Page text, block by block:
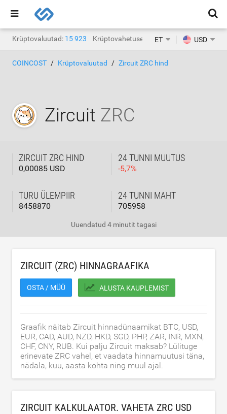
Krüptovaluutad: 15 923 Krüptovahetused: 1471
ET USD
COINCOST Krüptovaluutad Zircuit ZRC hind
Zircuit ZRC
ZIRCUIT ZRC HIND
0,00085 USD
24 TUNNI MUUTUS
-5,7%
TURU ÜLEMPIIR
8458870
24 TUNNI MAHT
705958
Uuendatud 4 minutit tagasi
ZIRCUIT (ZRC) HINNAGRAAFIKA
OSTA / MÜÜ ALUSTA KAUPLEMIST
Graafik näitab Zircuit hinnadünaamikat BTC, USD,
EUR, CAD, AUD, NZD, HKD, SGD, PHP, ZAR, INR, MXN,
CHF, CNY, RUB. Kui palju Zircuit maksab? Lülituge
erinevate ZRC vahel, et vaadata hinnamuutusi täna,
nädala, kuu, aasta kohta ning muul ajal.
ZIRCUIT KALKULAATOR. VAHETA ZRC USD